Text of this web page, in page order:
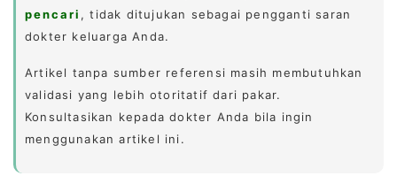
pencari , tidak ditujukan sebagai pengganti saran
dokter keluarga Anda.
Artikel tanpa sumber referensi masih membutuhkan
validasi yang lebih otoritatif dari pakar.
Konsultasikan kepada dokter Anda bila ingin
menggunakan artikel ini.